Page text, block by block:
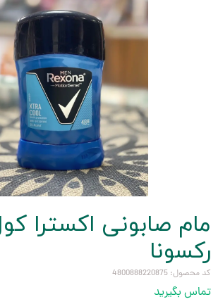
مام صابونی اکسترا
رکسونا
کد محصول: 4800888220875
تماس بگیرید